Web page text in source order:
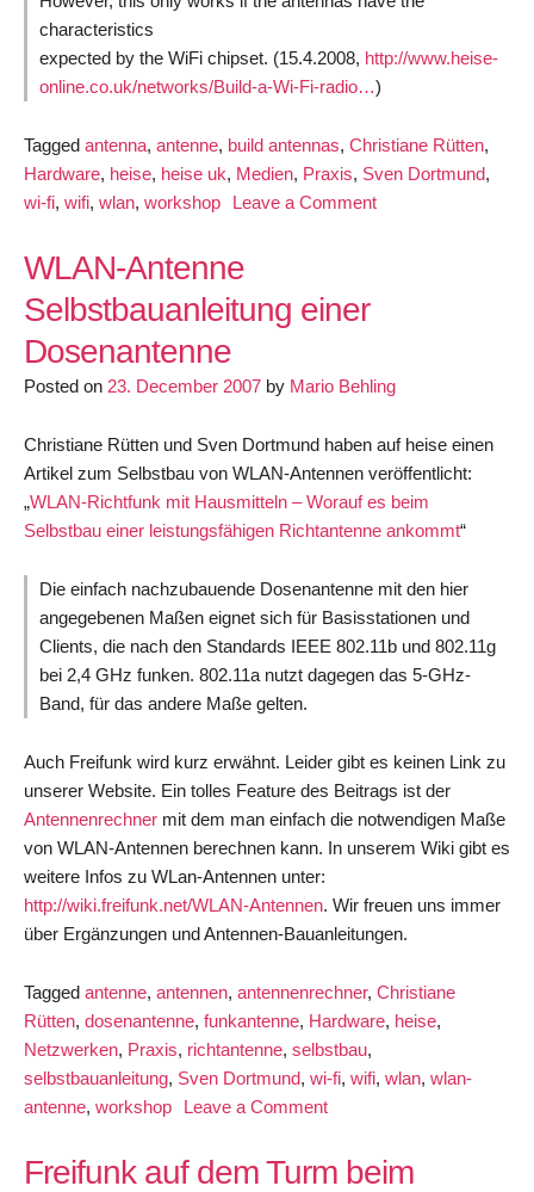
characteristics
expected by the WiFi chipset. (15.4.2008, http://www.heise-
online.co.uk/networks/Build-a-Wi-Fi-radio…)
Tagged antenna, antenne, build antennas, Christiane Rütten,
Hardware, heise, heise uk, Medien, Praxis, Sven Dortmund,
wi-fi, wifi, wlan, workshop Leave a Commenton
using
heise
UK
WLAN-Antenne
Selbstbauanleitung einer
Dosenantenne
Posted on 23. December 2007 by Mario Behling
Christiane Rütten und Sven Dortmund haben auf heise einen
Artikel zum Selbstbau von WLAN-Antennen veröffentlicht:
„WLAN-Richtfunk mit Hausmitteln – Worauf es beim
Selbstbau einer leistungsfähigen Richtantenne ankommt“
Die einfach nachzubauende Dosenantenne mit den hier
angegebenen Maßen eignet sich für Basisstationen und
Clients, die nach den Standards IEEE 802.11b und 802.11g
bei 2,4 GHz funken. 802.11a nutzt dagegen das 5-GHz-
Band, für das andere Maße gelten.
Auch Freifunk wird kurz erwähnt. Leider gibt es keinen Link zu
unserer Website. Ein tolles Feature des Beitrags ist der
Antennenrechner mit dem man einfach die notwendigen Maße
von WLAN-Antennen berechnen kann. In unserem Wiki gibt es
weitere Infos zu WLan-Antennen unter:
http://wiki.freifunk.net/WLAN-Antennen. Wir freuen uns immer
über Ergänzungen und Antennen-Bauanleitungen.
Tagged antenne, antennen, antennenrechner, Christiane
Rütten, dosenantenne, funkantenne, Hardware, heise,
Netzwerken, Praxis, richtantenne, selbstbau,
selbstbauanleitung, Sven Dortmund, wi-fi, wifi, wlan, wlan-
antenne, workshop Leave a Commenton
Antenne
Freifunk auf dem Turm beim